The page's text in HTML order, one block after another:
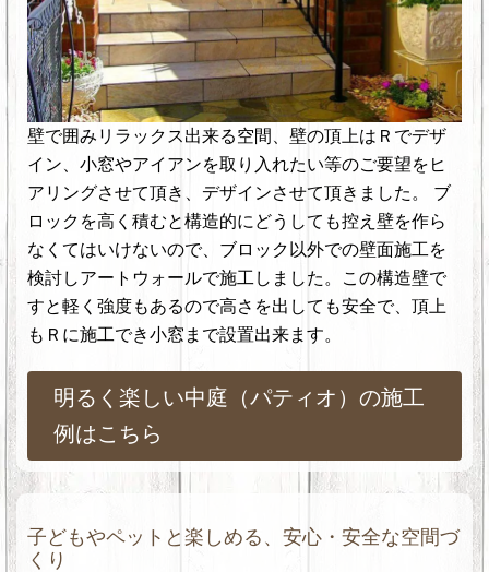
壁で囲みリラックス出来る空間、壁の頂上はＲでデザ
イン、小窓やアイアンを取り入れたい等のご要望をヒ
アリングさせて頂き、デザインさせて頂きました。 ブ
ロックを高く積むと構造的にどうしても控え壁を作ら
なくてはいけないので、ブロック以外での壁面施工を
検討しアートウォールで施工しました。この構造壁で
すと軽く強度もあるので高さを出しても安全で、頂上
もＲに施工でき小窓まで設置出来ます。
明るく楽しい中庭（パティオ）の施工
例はこちら
子どもやペットと楽しめる、安心・安全な空間づ
くり